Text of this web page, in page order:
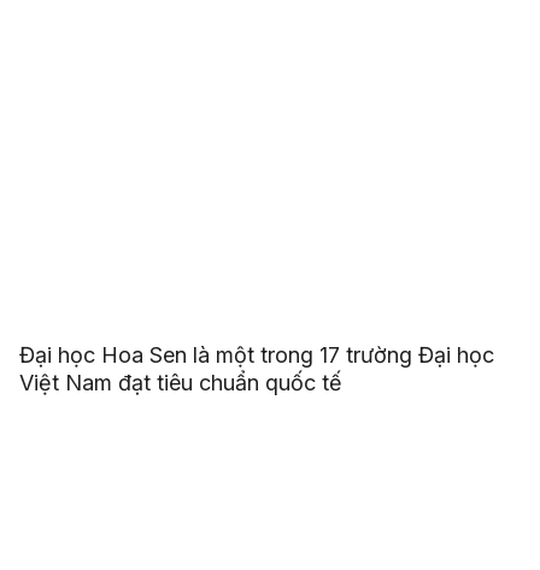
Đại học Hoa Sen là một trong 17 trường Đại học
Việt Nam đạt tiêu chuẩn quốc tế